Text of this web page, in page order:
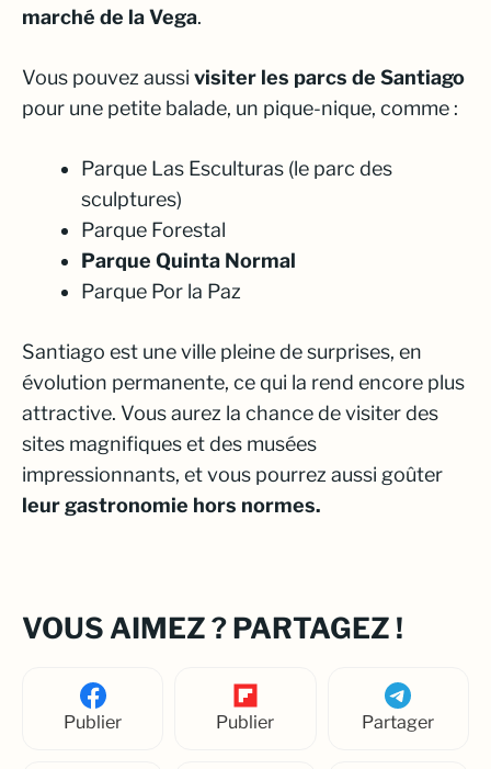
marché de la Vega.
Vous pouvez aussi visiter les parcs de Santiago
pour une petite balade, un pique-nique, comme :
Parque Las Esculturas (le parc des
sculptures)
Parque Forestal
Parque Quinta Normal
Parque Por la Paz
Santiago est une ville pleine de surprises, en
évolution permanente, ce qui la rend encore plus
attractive. Vous aurez la chance de visiter des
sites magnifiques et des musées
impressionnants, et vous pourrez aussi goûter
leur gastronomie hors normes.
VOUS AIMEZ ? PARTAGEZ !
Publier Publier Partager